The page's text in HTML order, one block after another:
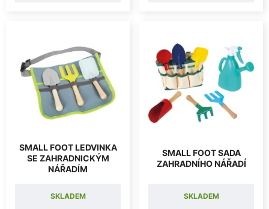
SMALL FOOT LEDVINKA
SE ZAHRADNICKÝM
NÁŘADÍM
SKLADEM
SMALL FOOT SADA
ZAHRADNÍHO NÁŘADÍ
SKLADEM